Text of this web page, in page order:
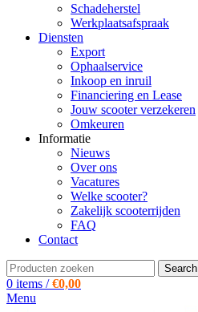
Schadeherstel
Werkplaatsafspraak
Diensten
Export
Ophaalservice
Inkoop en inruil
Financiering en Lease
Jouw scooter verzekeren
Omkeuren
Informatie
Nieuws
Over ons
Vacatures
Welke scooter?
Zakelijk scooterrijden
FAQ
Contact
Search
0 items / €0,00
Menu